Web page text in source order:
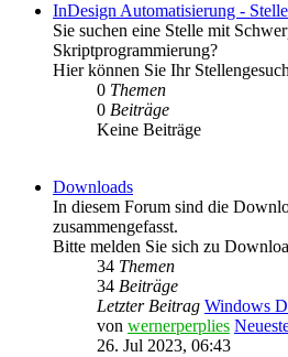
InDesign Automatisierung -
Sie suchen eine Stelle mit
Skriptprogrammierung?
Hier können Sie Ihr
0 Themen
0 Beiträge
Keine Beiträge
Downloads
In diesem Forum sind die
zusammengefasst.
Bitte melden Sie sich zu
34 Themen
34 Beiträge
Letzter Beitrag Windows
von wernerperplies
26. Jul 2023, 06:43